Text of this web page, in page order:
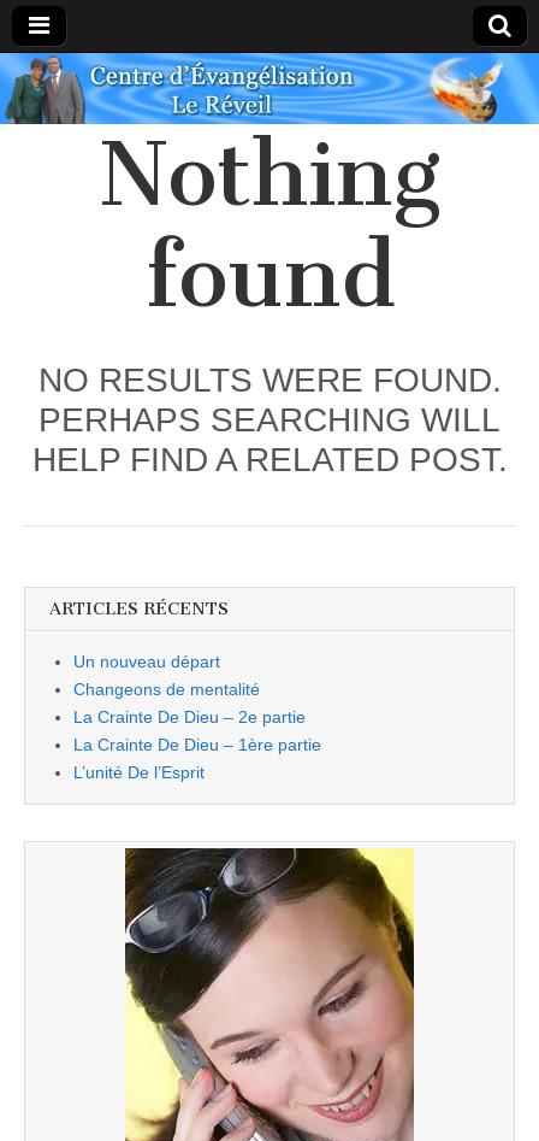
Centre
Évangélique
Le Réveil
Nothing
found
NO RESULTS WERE FOUND.
PERHAPS SEARCHING WILL
HELP FIND A RELATED POST.
ARTICLES RÉCENTS
Un nouveau départ
Changeons de mentalité
La Crainte De Dieu – 2e partie
La Crainte De Dieu – 1ère partie
L’unité De l’Esprit